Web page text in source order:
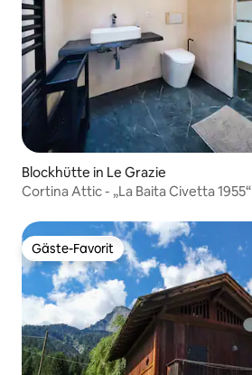
Blockhütte in Le Grazie
Cortina Attic - „La Baita Civetta 1955“
Gäste-Favorit
Gäste-Favorit